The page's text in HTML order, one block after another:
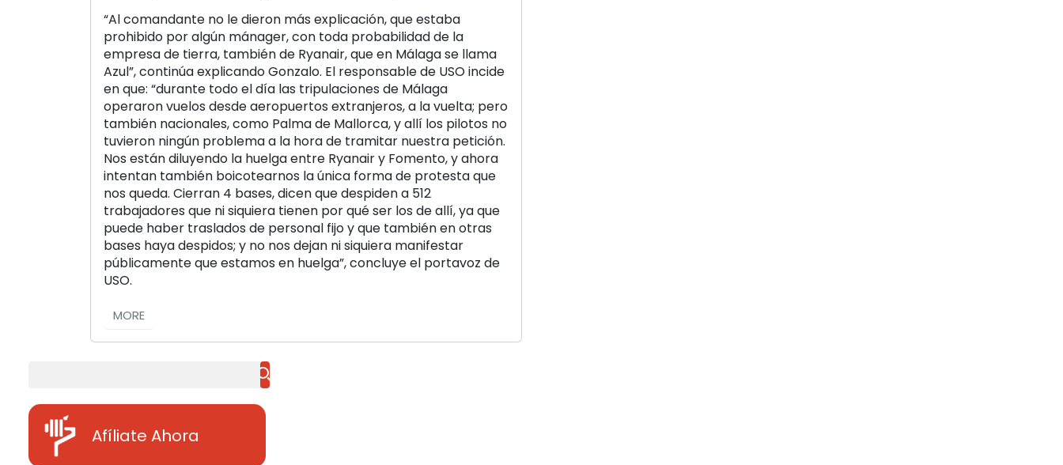
“Al comandante no le dieron más explicación, que estaba
prohibido por algún mánager, con toda probabilidad de la
empresa de tierra, también de Ryanair, que en Málaga se llama
Azul”, continúa explicando Gonzalo. El responsable de USO incide
en que: “durante todo el día las tripulaciones de Málaga
operaron vuelos desde aeropuertos extranjeros, a la vuelta; pero
también nacionales, como Palma de Mallorca, y allí los pilotos no
tuvieron ningún problema a la hora de tramitar nuestra petición.
Nos están diluyendo la huelga entre Ryanair y Fomento, y ahora
intentan también boicotearnos la única forma de protesta que
nos queda. Cierran 4 bases, dicen que despiden a 512
trabajadores que ni siquiera tienen por qué ser los de allí, ya que
puede haber traslados de personal fijo y que también en otras
bases haya despidos; y no nos dejan ni siquiera manifestar
públicamente que estamos en huelga”, concluye el portavoz de
USO.
MORE
Afíliate Ahora